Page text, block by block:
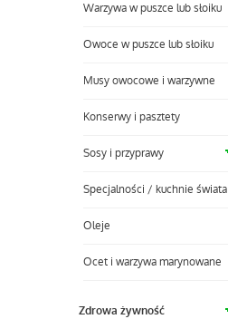
Warzywa w puszce lub słoiku
Owoce w puszce lub słoiku
Musy owocowe i warzywne
Konserwy i pasztety
Sosy i przyprawy
Specjalności / kuchnie świata
Oleje
Ocet i warzywa marynowane
Zdrowa żywność